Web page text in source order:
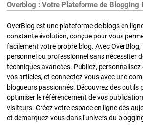
Overblog : Votre Plateforme de Blogging
OverBlog est une plateforme de blogs en
constante évolution, conçue pour vous
facilement votre propre blog. Avec OverBlog,
personnel ou professionnel sans nécessiter
techniques avancées. Publiez,
vos articles, et connectez-vous avec une
blogueurs passionnés. Découvrez des outils
optimiser le référencement de vos
visiteurs. Créez votre espace en ligne dès
et démarquez-vous dans l'univers du